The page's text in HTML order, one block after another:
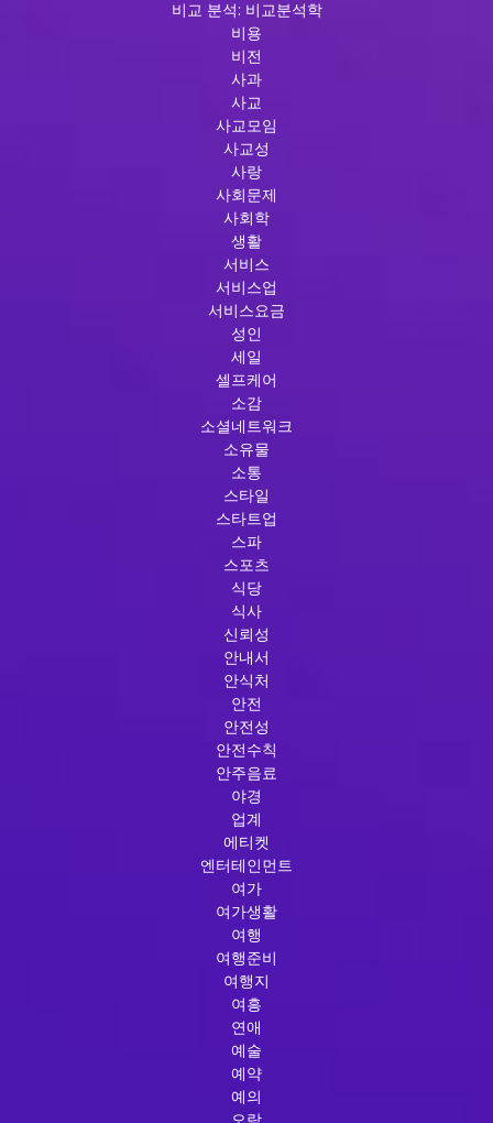
비교 분석: 비교분석학
비용
비전
사과
사교
사교모임
사교성
사랑
사회문제
사회학
생활
서비스
서비스업
서비스요금
성인
세일
셀프케어
소감
소셜네트워크
소유물
소통
스타일
스타트업
스파
스포츠
식당
식사
신뢰성
안내서
안식처
안전
안전성
안전수칙
안주음료
야경
업계
에티켓
엔터테인먼트
여가
여가생활
여행
여행준비
여행지
여흥
연애
예술
예약
예의